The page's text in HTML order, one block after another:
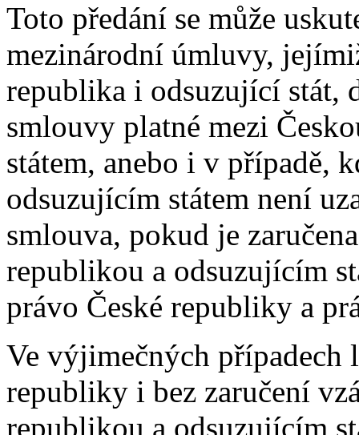
Toto předání se může
mezinárodní úmluvy,
republika i odsuzující stát,
smlouvy platné mezi
státem, anebo i v případě,
odsuzujícím státem není
smlouva, pokud je
republikou a odsuzujícím
právo České republiky a
Ve výjimečných případech
republiky i bez zaručení
republikou a odsuzujícím